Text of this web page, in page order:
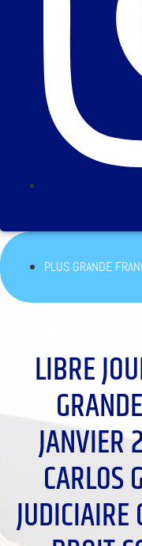
PLUS GRANDE
LIBRE
CARLOS